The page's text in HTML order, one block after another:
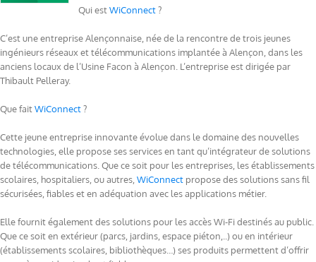
Qui estWiConnect?
C’est une entreprise Alençonnaise, née de la rencontre de trois jeunes
ingénieurs réseaux et télécommunications implantée à Alençon, dans les
anciens locaux de l’Usine Facon à Alençon. L’entreprise est dirigée par
Thibault Pelleray.
Que faitWiConnect?
Cette jeune entreprise innovante évolue dans le domaine des nouvelles
technologies, elle propose ses services en tant qu’intégrateur de solutions
de télécommunications. Que ce soit pour les entreprises, les établissements
scolaires, hospitaliers, ou autres, WiConnect propose des solutions sans fil
sécurisées, fiables et en adéquation avec les applications métier.
Elle fournit également des solutions pour les accès Wi-Fi destinés au public.
Que ce soit en extérieur (parcs, jardins, espace piéton,..) ou en intérieur
(établissements scolaires, bibliothèques…) ses produits permettent d’offrir